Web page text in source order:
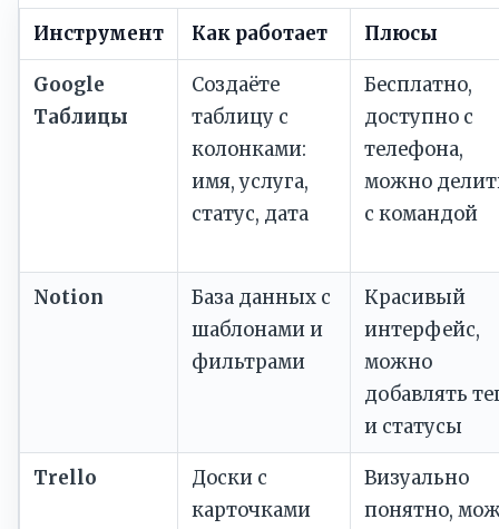
Инструмент Как работает Плюсы
Google
Таблицы
Создаёте
таблицу с
колонками:
имя, услуга,
статус, дата
Бесплатно,
доступно с
телефона,
можно
с командой
Notion
База данных с
шаблонами и
фильтрами
Красивый
интерфейс,
можно
добавлять
и статусы
Trello
Доски с
карточками
Визуально
понятно,